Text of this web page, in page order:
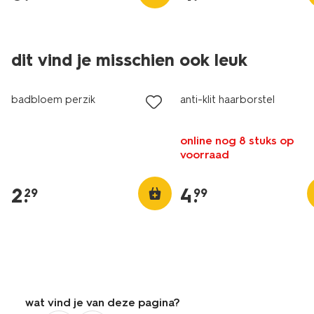
dit vind je misschien ook leuk
badbloem perzik
2.
29
anti-klit haarborstel
online nog 8 stuks op
voorraad
4.
99
wat vind je van deze pagina?